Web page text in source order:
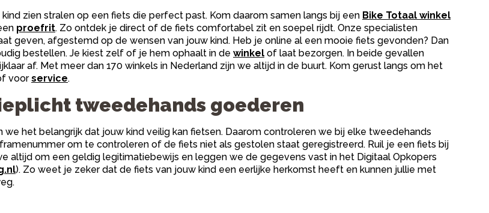
kind zien stralen op een fiets die perfect past. Kom daarom samen langs bij een Bike Totaal winkel
proefrit. Zo ontdek je direct of de fiets comfortabel zit en soepel rijdt. Onze specialisten
geven, afgestemd op de wensen van jouw kind. Heb je online al een mooie fiets gevonden? Dan
bestellen. Je kiest zelf of je hem ophaalt in de winkel of laat bezorgen. In beide gevallen
af. Met meer dan 170 winkels in Nederland zijn we altijd in de buurt. Kom gerust langs om het
voorservice.
tweedehands goederen
we het belangrijk dat jouw kind veilig kan fietsen. Daarom controleren we bij elke tweedehands
om te controleren of de fiets niet als gestolen staat geregistreerd. Ruil je een fiets bij
altijd om een geldig legitimatiebewijs en leggen we de gegevens vast in het Digitaal Opkopers
). Zo weet je zeker dat de fiets van jouw kind een eerlijke herkomst heeft en kunnen jullie met